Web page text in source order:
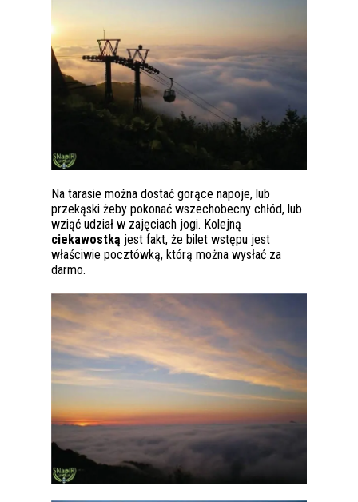
Na tarasie można dostać gorące napoje, lub
przekąski żeby pokonać wszechobecny chłód, lub
wziąć udział w zajęciach jogi. Kolejną
ciekawostką jest fakt, że bilet wstępu jest
właściwie pocztówką, którą można wysłać za
darmo.